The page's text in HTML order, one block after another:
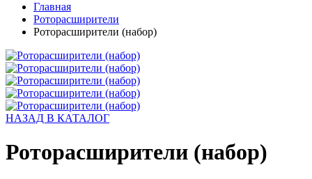
Главная
Роторасширители
Роторасширители (набор)
НАЗАД В КАТАЛОГ
Роторасширители (набор)